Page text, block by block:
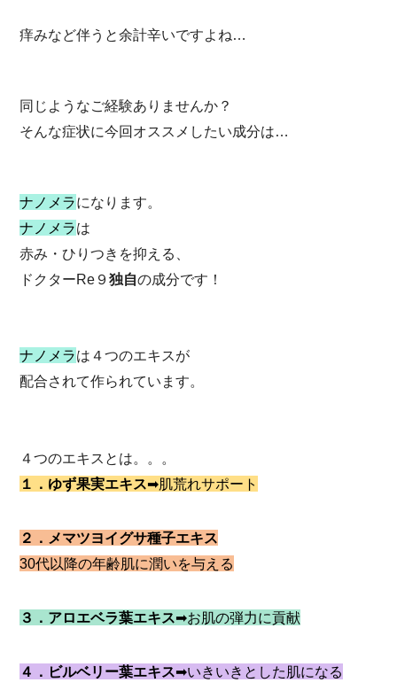
痒みなど伴うと余計辛いですよね…
同じようなご経験ありませんか？
そんな症状に今回オススメしたい成分は…
ナノメラになります。
ナノメラは
赤み・ひりつきを抑える、
ドクターRe９独自の成分です！
ナノメラは４つのエキスが
配合されて作られています。
４つのエキスとは。。。
１．ゆず果実エキス➡肌荒れサポート
２．メマツヨイグサ種子エキス
30代以降の年齢肌に潤いを与える
３．アロエベラ葉エキス➡お肌の弾力に貢献
４．ビルベリー葉エキス➡いきいきとした肌になる